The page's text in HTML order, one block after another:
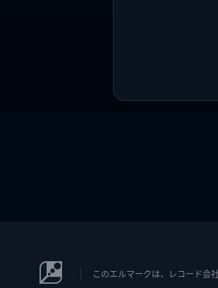
このエルマークは、レコード会